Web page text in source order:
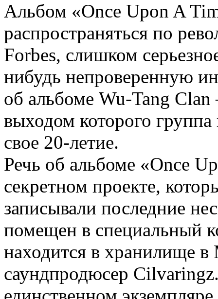
Альбом «Once Upon A
распространяться по
Forbes, слишком
нибудь непроверенную
об альбоме Wu-Tang
выходом которого группа
свое 20-летие.
Речь об альбоме «Once
секретном проекте,
записывали последние
помещен в специальный
находится в хранилище в
саундпродюсер